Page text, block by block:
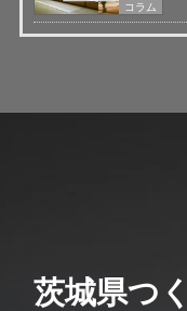
コラム
茨城県つ